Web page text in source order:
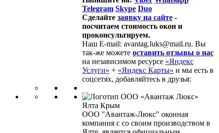
Telegram Skype Duo
Сделайте заявку на сайте -
посчитаем стоимость окон и
проконсультируем.
Наш E-mail: avantag.luks@mail.ru. Вы
так-же можете оставить отзывы о нас
на независимом ресурсе «Яндекс
Услуги» + «Яндекс Карты» и мы есть в
соцсетях, добавляйтесь в друзья:
ООО "Авантаж-Люкс" оконная
компания с со своим производством в